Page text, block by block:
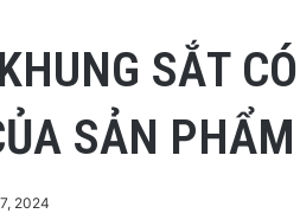
SẮT
SẢN PHẨM
2024